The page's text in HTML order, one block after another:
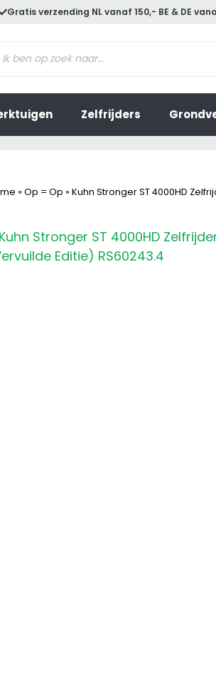
Gratis verzending NL vanaf 150,- BE & DE
Zelfrijders
» Op = Op » Kuhn Stronger ST 4000HD